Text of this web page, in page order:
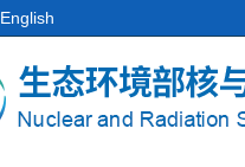
English